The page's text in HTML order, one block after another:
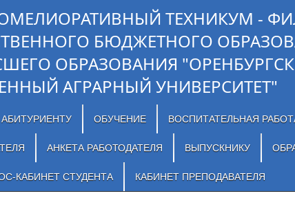
ТЕХНИКУМ -
БЮДЖЕТНОГО
ОБРАЗОВАНИЯ
АГРАРНЫЙ УНИВЕРСИТЕТ"
АБИТУРИЕНТУ ОБУЧЕНИЕ ВОСПИТАТЕЛЬНАЯ
АНКЕТА РАБОТОДАТЕЛЯ ВЫПУСКНИКУ
КАБИНЕТ СТУДЕНТА КАБИНЕТ ПРЕПОДАВАТЕЛЯ